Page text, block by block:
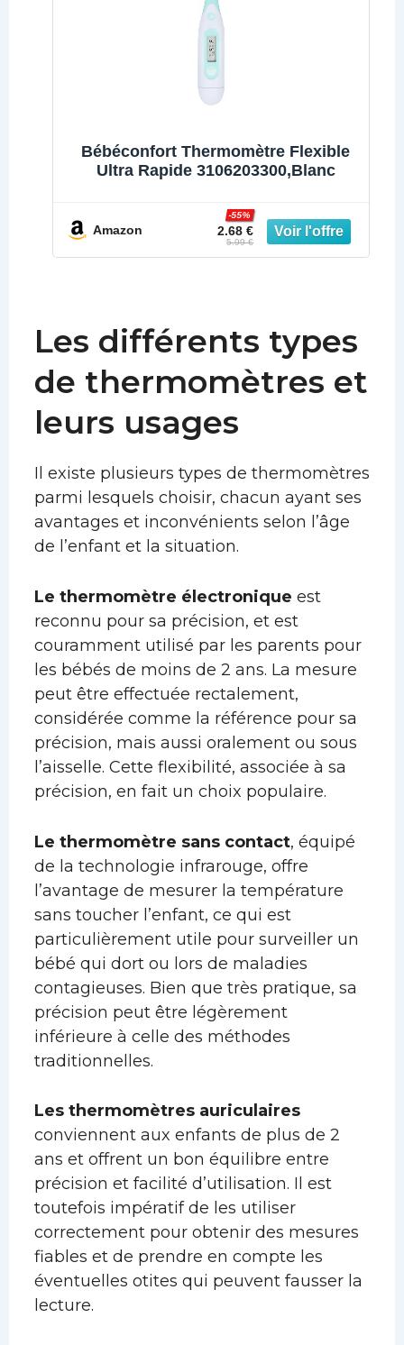
Bébéconfort Thermomètre Flexible
Ultra Rapide 3106203300,Blanc
Amazon 2.68 €
-55%
5.99 €
Les différents types
de thermomètres et
leurs usages
Il existe plusieurs types de thermomètres
parmi lesquels choisir, chacun ayant ses
avantages et inconvénients selon l’âge
de l’enfant et la situation.
Le thermomètre électronique est
reconnu pour sa précision, et est
couramment utilisé par les parents pour
les bébés de moins de 2 ans. La mesure
peut être effectuée rectalement,
considérée comme la référence pour sa
précision, mais aussi oralement ou sous
l’aisselle. Cette flexibilité, associée à sa
précision, en fait un choix populaire.
Le thermomètre sans contact, équipé
de la technologie infrarouge, offre
l’avantage de mesurer la température
sans toucher l’enfant, ce qui est
particulièrement utile pour surveiller un
bébé qui dort ou lors de maladies
contagieuses. Bien que très pratique, sa
précision peut être légèrement
inférieure à celle des méthodes
traditionnelles.
Les thermomètres auriculaires
conviennent aux enfants de plus de 2
ans et offrent un bon équilibre entre
précision et facilité d’utilisation. Il est
toutefois impératif de les utiliser
correctement pour obtenir des mesures
fiables et de prendre en compte les
éventuelles otites qui peuvent fausser la
lecture.